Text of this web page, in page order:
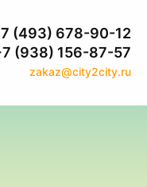
(493) 678-90-12
(938) 156-87-57
zakaz@city2city.ru